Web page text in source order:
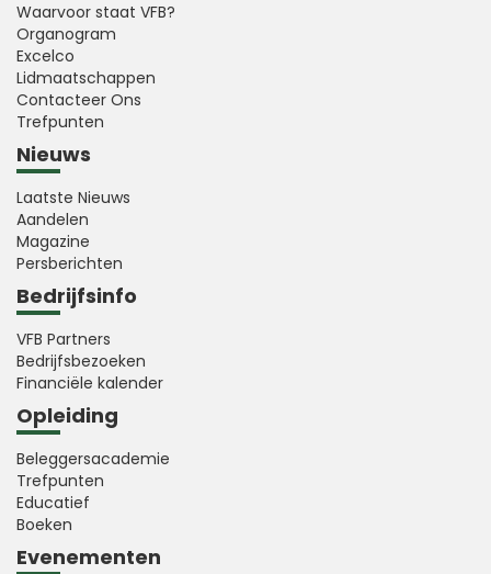
Waarvoor staat VFB?
Organogram
Excelco
Lidmaatschappen
Contacteer Ons
Trefpunten
Nieuws
Laatste Nieuws
Aandelen
Magazine
Persberichten
Bedrijfsinfo
VFB Partners
Bedrijfsbezoeken
Financiële kalender
Opleiding
Beleggersacademie
Trefpunten
Educatief
Boeken
Evenementen